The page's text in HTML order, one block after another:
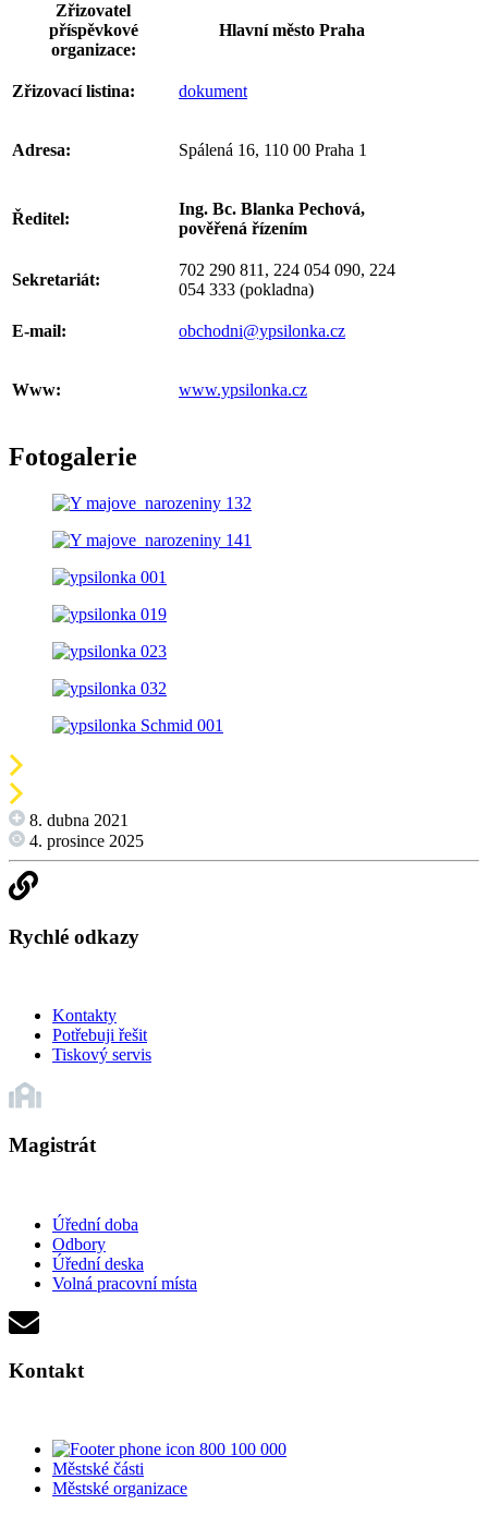
Zřizovatel
příspěvkové
organizace:
Hlavní město Praha
Zřizovací listina: dokument
Adresa: Spálená 16, 110 00 Praha 1
Ředitel:
Ing. Bc. Blanka Pechová,
pověřená řízením
Sekretariát:
702 290 811, 224 054 090, 224
054 333 (pokladna)
E-mail: obchodni@ypsilonka.cz
Www: www.ypsilonka.cz
Fotogalerie
8. dubna 2021
4. prosince 2025
Rychlé odkazy
Kontakty
Potřebuji řešit
Tiskový servis
Magistrát
Úřední doba
Odbory
Úřední deska
Volná pracovní místa
Kontakt
800 100 000
Městské části
Městské organizace